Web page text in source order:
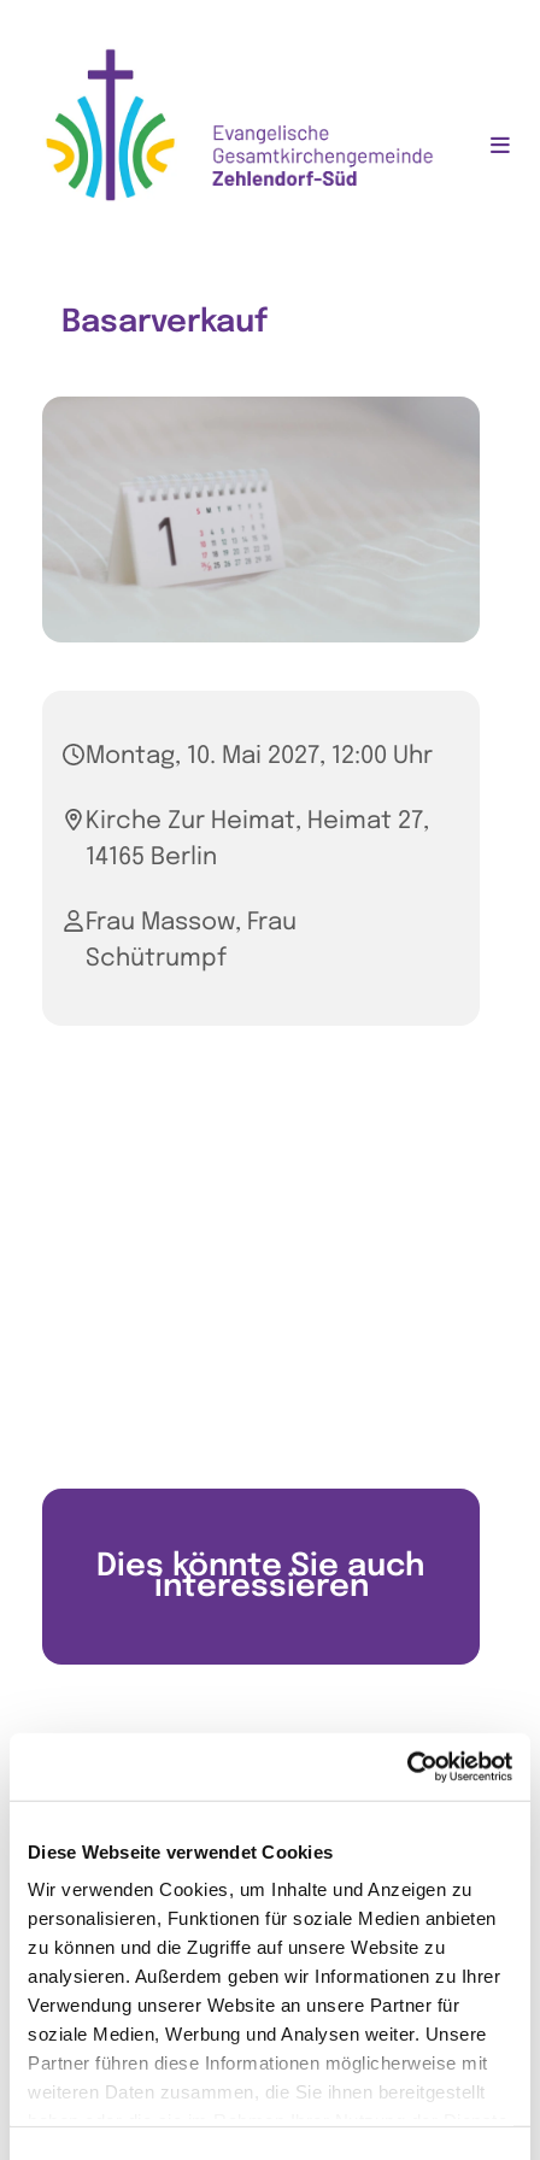
Diese Webseite verwendet Cookies
Wir verwenden Cookies, um Inhalte und Anzeigen zu
personalisieren, Funktionen für soziale Medien anbieten
zu können und die Zugriffe auf unsere Website zu
analysieren. Außerdem geben wir Informationen zu Ihrer
Verwendung unserer Website an unsere Partner für
soziale Medien, Werbung und Analysen weiter. Unsere
Partner führen diese Informationen möglicherweise mit
weiteren Daten zusammen, die Sie ihnen bereitgestellt
Basarverkauf
Montag, 10. Mai 2027, 12:00 Uhr
Kirche Zur Heimat, Heimat 27,
14165 Berlin
Frau Massow, Frau
Schütrumpf
Dies könnte Sie auch
interessieren